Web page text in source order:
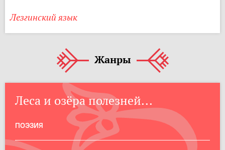
Лезгинский язык
Жанры
Леса и озёра полезней...
ПОЭЗИЯ